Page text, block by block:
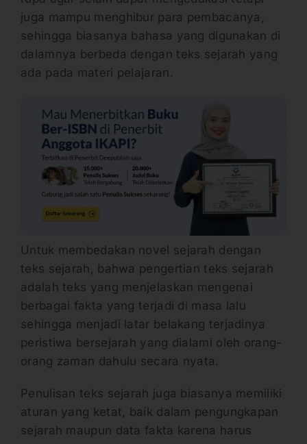
juga mampu menghibur para pembacanya,
sehingga biasanya bahasa yang digunakan di
dalamnya berbeda dengan teks sejarah yang
ada pada materi pelajaran.
Untuk membedakan novel sejarah dengan
teks sejarah, bahwa pengertian teks sejarah
adalah teks yang menjelaskan mengenai
berbagai fakta yang terjadi di masa lalu
sehingga menjadi latar belakang terjadinya
peristiwa bersejarah yang dialami oleh orang-
orang zaman dahulu secara nyata.
Penulisan teks sejarah juga biasanya memiliki
aturan yang ketat, baik dalam pengungkapan
sejarah maupun data fakta karena harus